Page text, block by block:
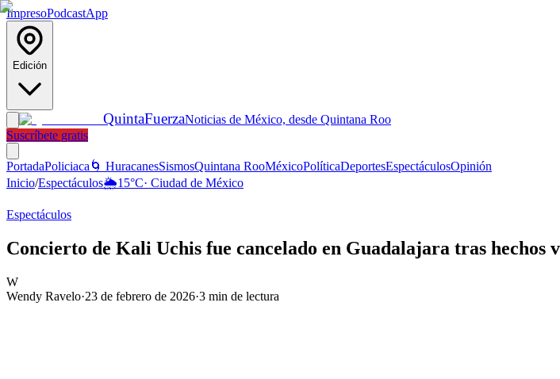
ImpresoPodcastApp
Edición
QuintaFuerzaNoticias de México, desde Quintana Roo
Suscríbete gratis
PortadaPoliciaca 🌀 HuracanesSismosQuintana RooMéxicoPolíticaDeportesEspectáculosOpinión
Inicio/Espectáculos🌦️15°C· Ciudad de México
Espectáculos
Concierto de Kali Uchis fue cancelado en Guadalajara tras hechos
W
Wendy Ravelo·23 de febrero de 2026·3 min de lectura